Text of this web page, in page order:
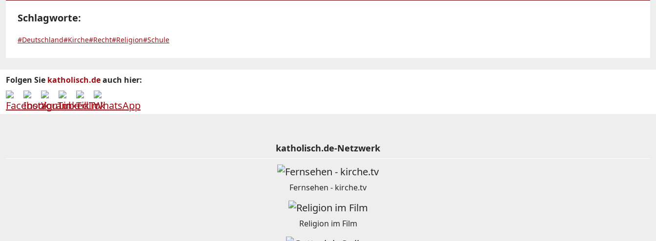
Schlagworte:
#Deutschland#Kirche#Recht#Religion#Schule
Folgen Sie katholisch.deauch hier:
katholisch.de-Netzwerk
Fernsehen - kirche.tv
Religion im Film